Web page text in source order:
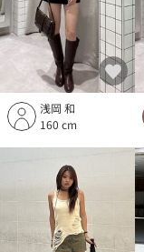
浅岡 和
160 cm